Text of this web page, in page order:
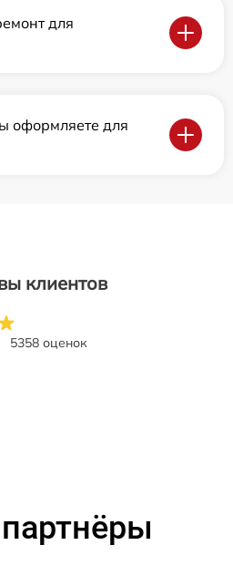
для
оформляете для
клиентов
5358 оценок